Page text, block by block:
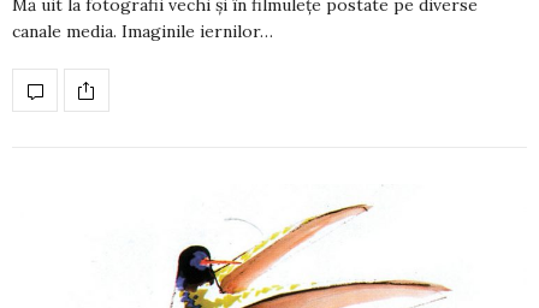
Mă uit la fotografii vechi și în filmulețe postate pe diverse
canale media. Ima­ginile iernilor…